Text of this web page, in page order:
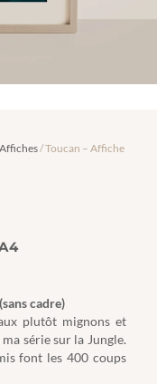
Affiches/ Toucan – Affiche
cadre)
plutôt mignons et
série sur la Jungle.
font les 400 coups